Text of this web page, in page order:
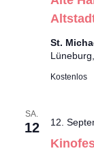
St.
Kostenlos
SA.
12 12.